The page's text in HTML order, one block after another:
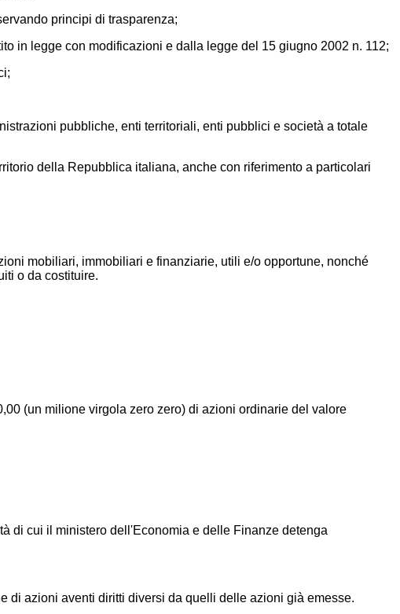
principi di trasparenza;
in legge con modificazioni e dalla legge del 15 giugno 2002 n. 112;
pubbliche, enti territoriali, enti pubblici e società a totale
della Repubblica italiana, anche con riferimento a particolari
mobiliari, immobiliari e finanziarie, utili e/o opportune, nonché
o da costituire.
(un milione virgola zero zero) di azioni ordinarie del valore
di cui il ministero dell'Economia e delle Finanze detenga
di azioni aventi diritti diversi da quelli delle azioni già emesse.